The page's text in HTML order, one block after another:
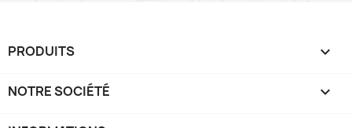
PRODUITS 
NOTRE SOCIÉTÉ 